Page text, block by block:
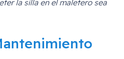
la silla en el maletero sea